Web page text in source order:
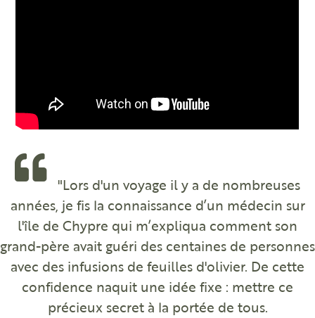
"Lors d'un voyage il y a de nombreuses
années, je fis la connaissance d’un médecin sur
l'île de Chypre qui m’expliqua comment son
grand-père avait guéri des centaines de personnes
avec des infusions de feuilles d'olivier. De cette
confidence naquit une idée fixe : mettre ce
précieux secret à la portée de tous.